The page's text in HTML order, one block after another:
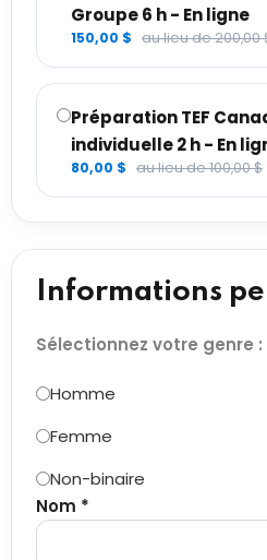
Groupe 6 h - En ligne
150,00 $ au lieu de 200,00
Préparation TEF
individuelle 2 h - En
80,00 $ au lieu de 100,00 $
Informations
Sélectionnez votre genre :
Homme
Femme
Non-binaire
Nom *